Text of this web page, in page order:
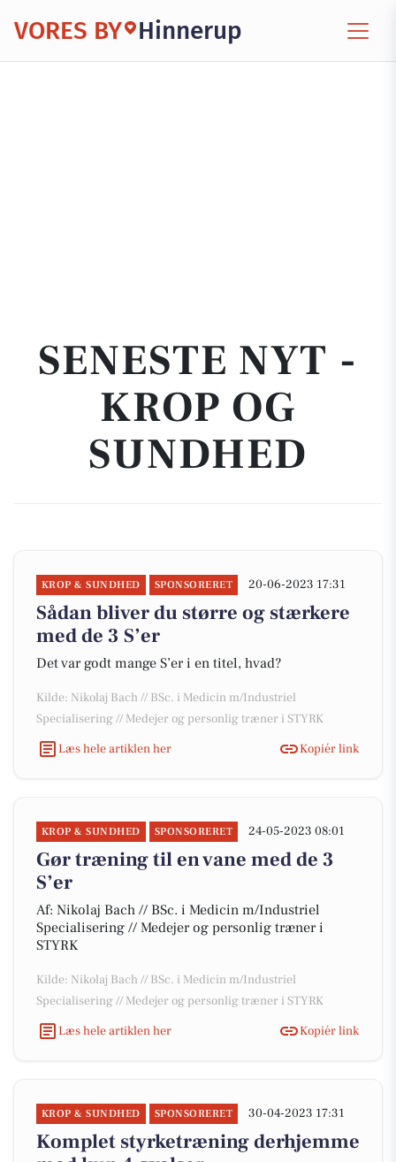
VORES BY Hinnerup
SENESTE NYT -
KROP OG
SUNDHED
KROP & SUNDHED SPONSORERET 20-06-2023 17:31
Sådan bliver du større og stærkere
med de 3 S’er
Det var godt mange S’er i en titel, hvad?
Kilde: Nikolaj Bach // BSc. i Medicin m/Industriel
Specialisering // Medejer og personlig træner i STYRK
Læs hele artiklen her
Kopiér link
KROP & SUNDHED SPONSORERET 24-05-2023 08:01
Gør træning til en vane med de 3
S’er
Af: Nikolaj Bach // BSc. i Medicin m/Industriel
Specialisering // Medejer og personlig træner i
STYRK
Kilde: Nikolaj Bach // BSc. i Medicin m/Industriel
Specialisering // Medejer og personlig træner i STYRK
Læs hele artiklen her
Kopiér link
KROP & SUNDHED SPONSORERET 30-04-2023 17:31
Komplet styrketræning derhjemme